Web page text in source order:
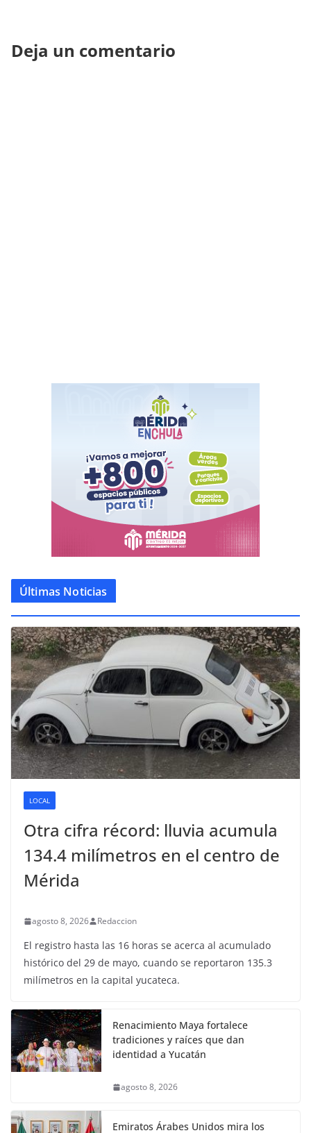
Deja un comentario
Últimas Noticias
LOCAL
Otra cifra récord: lluvia acumula
134.4 milímetros en el centro de
Mérida
agosto 8, 2026 Redaccion
El registro hasta las 16 horas se acerca al acumulado
histórico del 29 de mayo, cuando se reportaron 135.3
milímetros en la capital yucateca.
Renacimiento Maya fortalece
tradiciones y raíces que dan
identidad a Yucatán
agosto 8, 2026
Emiratos Árabes Unidos mira los